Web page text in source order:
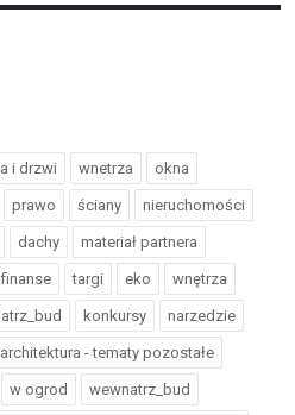
i drzwi wnetrza okna
prawo ściany nieruchomości
dachy materiał partnera
finanse targi eko wnętrza
konkursy narzedzie
- tematy pozostałe
w ogrod wewnatrz_bud